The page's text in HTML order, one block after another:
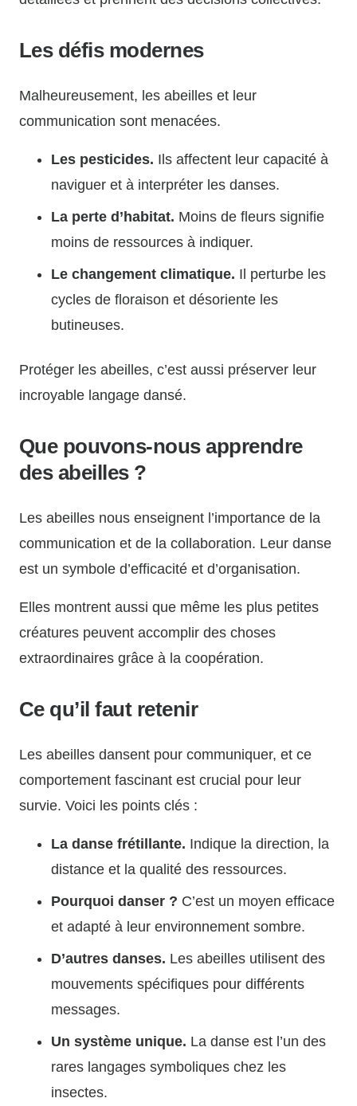
Les défis modernes
Malheureusement, les abeilles et leur
communication sont menacées.
Les pesticides. Ils affectent leur capacité à
naviguer et à interpréter les danses.
La perte d’habitat. Moins de fleurs signifie
moins de ressources à indiquer.
Le changement climatique. Il perturbe les
cycles de floraison et désoriente les
butineuses.
Protéger les abeilles, c’est aussi préserver leur
incroyable langage dansé.
Que pouvons-nous apprendre
des abeilles ?
Les abeilles nous enseignent l’importance de la
communication et de la collaboration. Leur danse
est un symbole d’efficacité et d’organisation.
Elles montrent aussi que même les plus petites
créatures peuvent accomplir des choses
extraordinaires grâce à la coopération.
Ce qu’il faut retenir
Les abeilles dansent pour communiquer, et ce
comportement fascinant est crucial pour leur
survie. Voici les points clés :
La danse frétillante. Indique la direction, la
distance et la qualité des ressources.
Pourquoi danser ? C’est un moyen efficace
et adapté à leur environnement sombre.
D’autres danses. Les abeilles utilisent des
mouvements spécifiques pour différents
messages.
Un système unique. La danse est l’un des
rares langages symboliques chez les
insectes.